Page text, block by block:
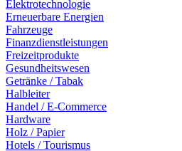
Elektrotechnologie
Erneuerbare Energien
Fahrzeuge
Finanzdienstleistungen
Freizeitprodukte
Gesundheitswesen
Getränke / Tabak
Halbleiter
Handel / E-Commerce
Hardware
Holz / Papier
Hotels / Tourismus